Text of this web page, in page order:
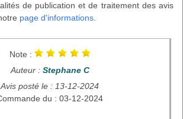
de publication et de traitement des avis
page d'informations.
Note :
Auteur : Stephane C
Avis posté le : 13-12-2024
du : 03-12-2024